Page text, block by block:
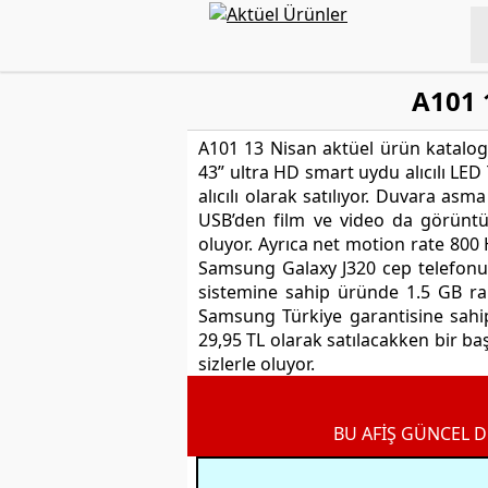
A101
A101 13 Nisan aktüel ürün
43” ultra HD smart uydu alıcılı
alıcılı olarak satılıyor. Duvara
USB’den film ve video da
oluyor. Ayrıca net motion rate 800
Samsung Galaxy J320 cep
sistemine sahip üründe 1.5 GB
Samsung Türkiye garantisine
29,95 TL olarak satılacakken bir
sizlerle oluyor.
BU AFİŞ GÜNCEL